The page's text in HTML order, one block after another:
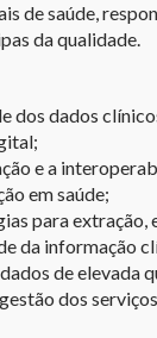
de saúde,
da qualidade.
dos dados
e a
em saúde;
para extração,
da informação
de elevada
dos